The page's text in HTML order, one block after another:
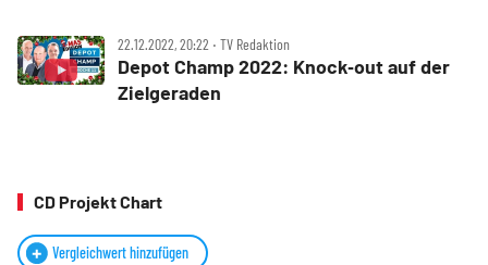
22.12.2022, 20:22 ‧ TV Redaktion
Depot Champ 2022: Knock‑out auf der
Zielgeraden
CD Projekt Chart
Vergleichwert hinzufügen